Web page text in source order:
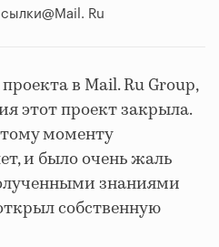
Ru
в Mail. Ru Group,
этот проект закрыла.
моменту
и было очень жаль
знаниями
собственную